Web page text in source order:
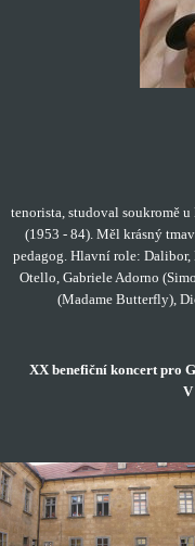
tenorista, studoval soukromě
(1953 - 84). Měl krásný
pedagog. Hlavní role:
Otello, Gabriele Adorno
(Madame Butterfly),
XX benefiční koncert pro